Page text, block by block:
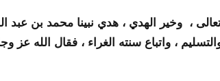
، وخير الهدي ، هدي نبينا محمد بن عبد
، واتباع سنته الغراء ، فقال الله عز